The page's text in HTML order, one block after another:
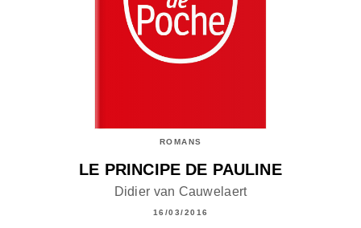
ROMANS
LE PRINCIPE DE PAULINE
Didier van Cauwelaert
16/03/2016